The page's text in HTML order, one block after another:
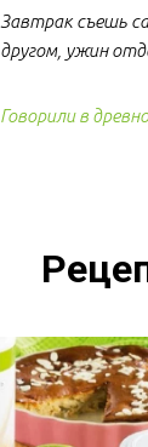
Завтрак съешь
другом, ужин
Говорили в